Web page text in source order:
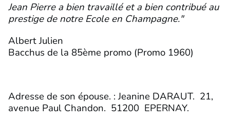
Jean Pierre a bien travaillé et a bien contribué au
prestige de notre Ecole en Champagne."
Albert Julien
Bacchus de la 85ème promo (Promo 1960)
Adresse de son épouse. : Jeanine DARAUT. 21,
avenue Paul Chandon. 51200 EPERNAY.